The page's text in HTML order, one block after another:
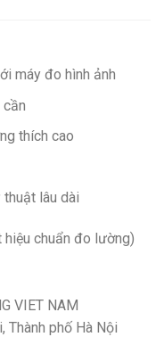
máy đo hình ảnh
thích cao
thuật lâu dài
chuẩn đo lường)
VIET NAM
Thành phố Hà Nội